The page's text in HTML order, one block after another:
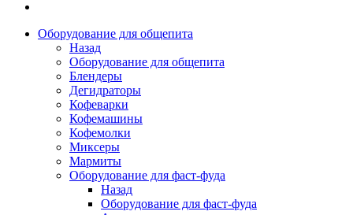
Оборудование для общепита
Назад
Оборудование для общепита
Блендеры
Дегидраторы
Кофеварки
Кофемашины
Кофемолки
Миксеры
Мармиты
Оборудование для фаст-фуда
Назад
Оборудование для фаст-фуда